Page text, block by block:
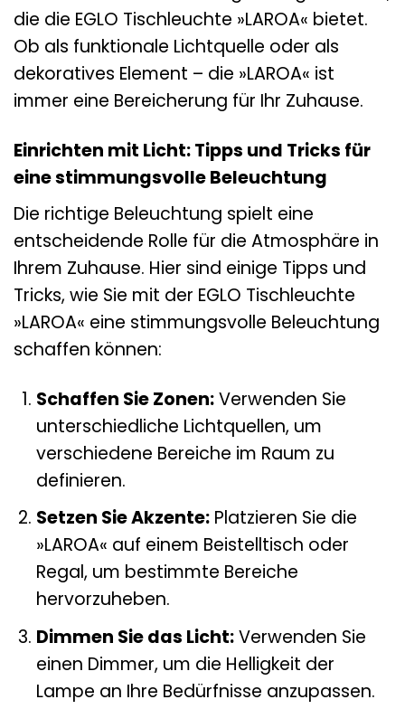
die die EGLO Tischleuchte »LAROA« bietet.
Ob als funktionale Lichtquelle oder als
dekoratives Element – die »LAROA« ist
immer eine Bereicherung für Ihr Zuhause.
Einrichten mit Licht: Tipps und Tricks für
eine stimmungsvolle Beleuchtung
Die richtige Beleuchtung spielt eine
entscheidende Rolle für die Atmosphäre in
Ihrem Zuhause. Hier sind einige Tipps und
Tricks, wie Sie mit der EGLO Tischleuchte
»LAROA« eine stimmungsvolle Beleuchtung
schaffen können:
Schaffen Sie Zonen:Verwenden Sie
unterschiedliche Lichtquellen, um
verschiedene Bereiche im Raum zu
definieren.
Setzen Sie Akzente:Platzieren Sie die
»LAROA« auf einem Beistelltisch oder
Regal, um bestimmte Bereiche
hervorzuheben.
Dimmen Sie das Licht:Verwenden Sie
einen Dimmer, um die Helligkeit der
Lampe an Ihre Bedürfnisse anzupassen.